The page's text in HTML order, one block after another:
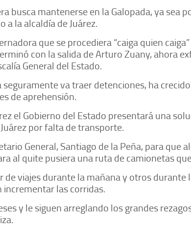
busca mantenerse en la Galopada, ya sea
a la alcaldía de Juárez.
que se procediera “caiga quien
con la salida de Arturo Zuany, ahora
General del Estado.
va traer detenciones, ha
de aprehensión.
el Gobierno del Estado presentará una
por falta de transporte.
General, Santiago de la Peña, para que
al quite pusiera una ruta de camionetas
de viajes durante la mañana y otros durante
las corridas.
y le siguen arreglando los grandes